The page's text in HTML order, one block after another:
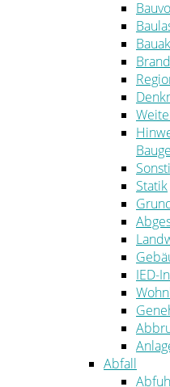
Statik
IED-
Abfall